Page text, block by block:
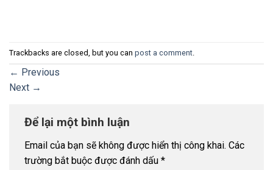
Trackbacks are closed, but you can post a comment
← Previous
Next →
Để lại một bình luận
Email của bạn sẽ không được hiển thị công khai. Các
trường bắt buộc được đánh dấu *